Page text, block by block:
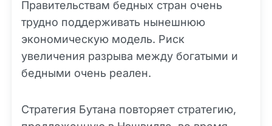
Правительствам бедных стран очень
трудно поддерживать нынешнюю
экономическую модель. Риск
увеличения разрыва между богатыми и
бедными очень реален.
Стратегия Бутана повторяет стратегию,